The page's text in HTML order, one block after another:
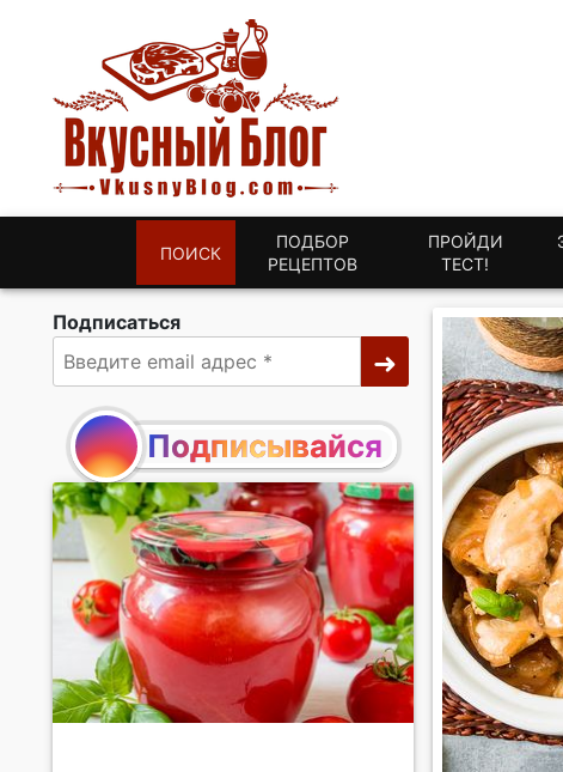
ПОИСК
ПОДБОР
РЕЦЕПТОВ
ПРОЙДИ
ТЕСТ!
Подписаться
Подписывайся